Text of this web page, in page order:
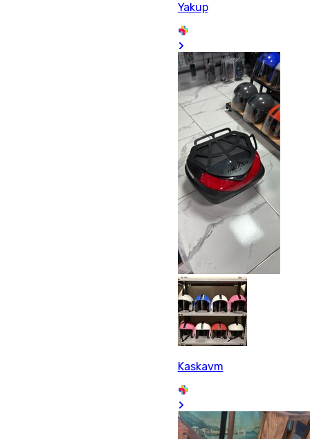
Yakup
Kaskavm